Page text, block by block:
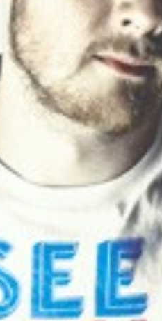
PORTFOLIO